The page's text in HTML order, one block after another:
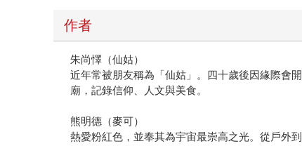
作者
朱尚懌（仙姑）
近年常被朋友稱為「仙姑」。四十歲後因緣際會
廟，記錄信仰、人文與美食。
熊明德（麥可）
熱愛粉紅色，並奉其為宇宙最崇高之光。從戶外